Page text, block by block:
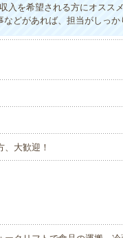
を希望される方にオスス
どがあれば、担当がしっか
、大歓迎！